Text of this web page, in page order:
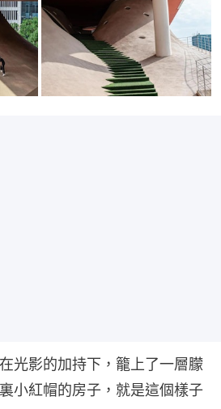
光影的加持下，籠上了一層朦
小紅帽的房子，就是這個樣子